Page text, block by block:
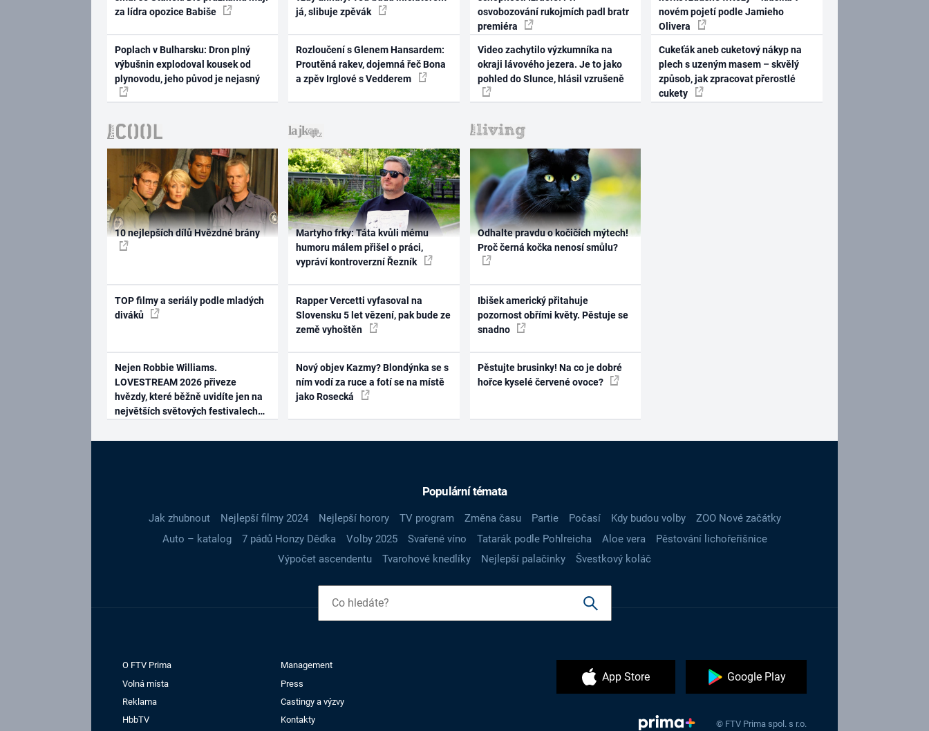
za lídra opozice Babiše
Poplach v Bulharsku: Dron plný
výbušnin explodoval kousek od
plynovodu, jeho původ je nejasný
já, slibuje zpěvák
Rozloučení s Glenem Hansardem:
Proutěná rakev, dojemná řeč Bona
a zpěv Irglové s Vedderem
osvobozování rukojmích padl bratr
premiéra
Video zachytilo výzkumníka na
okraji lávového jezera. Je to jako
pohled do Slunce, hlásil vzrušeně
novém pojetí podle Jamieho
Olivera
Cukeťák aneb cuketový nákyp na
plech s uzeným masem – skvělý
způsob, jak zpracovat přerostlé
cukety
10 nejlepších dílů Hvězdné brány
TOP filmy a seriály podle mladých
diváků
Nejen Robbie Williams.
LOVESTREAM 2026 přiveze
hvězdy, které běžně uvidíte jen na
největších světových festivalech
Martyho frky: Táta kvůli mému
humoru málem přišel o práci,
vypráví kontroverzní Řezník
Rapper Vercetti vyfasoval na
Slovensku 5 let vězení, pak bude ze
země vyhoštěn
Nový objev Kazmy? Blondýnka se s
ním vodí za ruce a fotí se na místě
jako Rosecká
Odhalte pravdu o kočičích mýtech!
Proč černá kočka nenosí smůlu?
Ibišek americký přitahuje
pozornost obřími květy. Pěstuje se
snadno
Pěstujte brusinky! Na co je dobré
hořce kyselé červené ovoce?
Populární témata
Jak zhubnout Nejlepší filmy 2024 Nejlepší horory TV program Změna času Partie Počasí Kdy budou volby
ZOO Nové začátky
Auto – katalog
7 pádů Honzy Dědka Volby 2025 Svařené víno Tatarák podle Pohlreicha Aloe vera
Pěstování lichořeřišnice
Výpočet ascendentu
Tvarohové knedlíky Nejlepší palačinky Švestkový koláč
O FTV Prima
Management
Volná místa
Press
Reklama
Castingy a výzvy
HbbTV
Kontakty
App Store Google Play
© FTV Prima spol. s r.o.